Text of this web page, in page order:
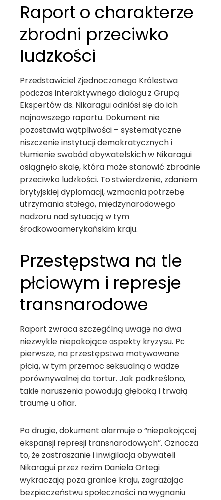
Raport o charakterze
zbrodni przeciwko
ludzkości
Przedstawiciel Zjednoczonego Królestwa
podczas interaktywnego dialogu z Grupą
Ekspertów ds. Nikaragui odniósł się do ich
najnowszego raportu. Dokument nie
pozostawia wątpliwości – systematyczne
niszczenie instytucji demokratycznych i
tłumienie swobód obywatelskich w Nikaragui
osiągnęło skalę, która może stanowić zbrodnie
przeciwko ludzkości. To stwierdzenie, zdaniem
brytyjskiej dyplomacji, wzmacnia potrzebę
utrzymania stałego, międzynarodowego
nadzoru nad sytuacją w tym
środkowoamerykańskim kraju.
Przestępstwa na tle
płciowym i represje
transnarodowe
Raport zwraca szczególną uwagę na dwa
niezwykle niepokojące aspekty kryzysu. Po
pierwsze, na przestępstwa motywowane
płcią, w tym przemoc seksualną o wadze
porównywalnej do tortur. Jak podkreślono,
takie naruszenia powodują głęboką i trwałą
traumę u ofiar.
Po drugie, dokument alarmuje o “niepokojącej
ekspansji represji transnarodowych”. Oznacza
to, że zastraszanie i inwigilacja obywateli
Nikaragui przez reżim Daniela Ortegi
wykraczają poza granice kraju, zagrażając
bezpieczeństwu społeczności na wygnaniu